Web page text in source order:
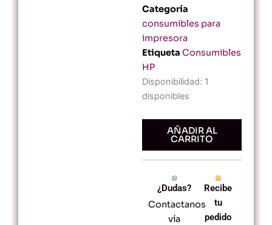
Categoría
consumibles para
impresora
Etiqueta Consumibles
HP
Disponibilidad: 1
disponibles
Cartucho
de
Tinta
Original
Impresoras
cantidad
AÑADIR AL
CARRITO
¿Dudas?
Contactanos
vía
Recibe
tu
pedido